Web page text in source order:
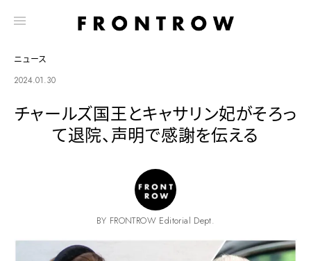
ニュース
2024.01.30
チャールズ国王とキャサリン妃がそろっ
て退院、声明で感謝を伝える
BY FRONTROW Editorial Dept.